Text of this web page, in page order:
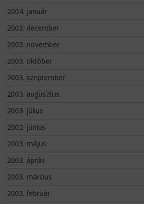
2004. január
2003. december
2003. november
2003. október
2003. szeptember
2003. augusztus
2003. július
2003. június
2003. május
2003. április
2003. március
2003. február